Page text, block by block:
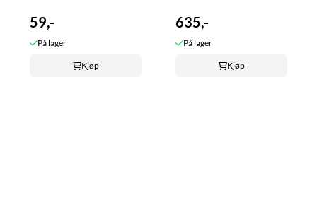
59,-
På lager
Kjøp
635,-
På lager
Kjøp